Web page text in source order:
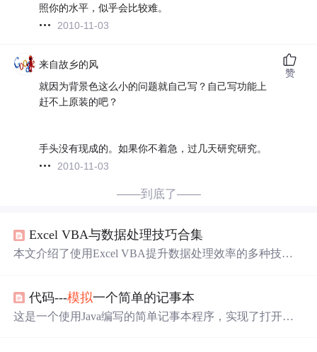
照你的水平，似乎会比较难。
2010-11-03
来自故乡的风
就因为背景色这么小的问题就自己写？自己写功能上
赶不上原装的吧？
手头没有现成的。如果你不着急，过几天研究研究。
2010-11-03
赞
——到底了——
Excel VBA与数据处理技巧合集
本文介绍了使用Excel VBA提升数据处理效率的多种技
工具栏布局、设计颜色编码方案辅助模型构建、创建用户
表单控制模型规模、动态生成图表展示生产数据、自动选
代码---模拟一个简单的记事本
这是一个使用Java编写的简单记事本程序，实现了打开、